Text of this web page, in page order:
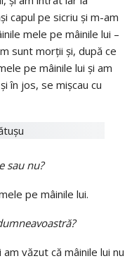
capul pe sicriu şi m-am
mele pe mâinile lui –
sunt morţii şi, după ce
pe mâinile lui şi am
în jos, se mişcau cu
sau nu?
pe mâinile lui.
văzut că mâinile lui nu